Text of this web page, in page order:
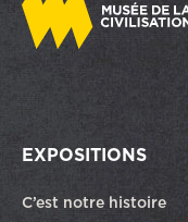
EXPOSITIONS
C’est notre histoire